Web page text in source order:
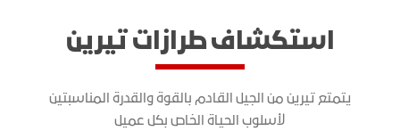
استكشاف طرازات تيرين
يتمتع تيرين من الجيل القادم بالقوة والقدرة المناسبتين
لأسلوب الحياة الخاص بكل عميل